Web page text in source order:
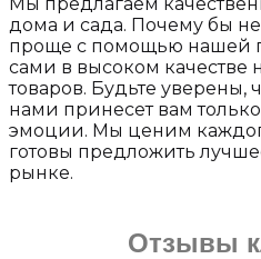
дома и сада. Почему бы
проще с помощью нашей
сами в высоком качестве
товаров. Будьте уверены,
нами принесет вам
эмоции. Мы ценим
готовы предложить
рынке.
Отзывы